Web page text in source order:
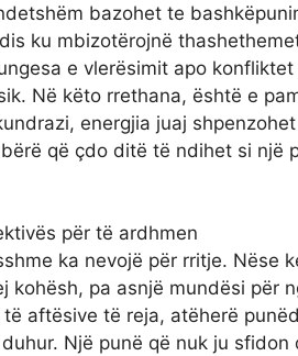
bazohet te
ku mbizotërojnë
e vlerësimit apo
Në këto rrethana, është e
energjia juaj shpenzohet
që çdo ditë të ndihet si një
për të ardhmen
ka nevojë për rritje. Nëse
kohësh, pa asnjë mundësi për
aftësive të reja, atëherë
Një punë që nuk ju sfidon